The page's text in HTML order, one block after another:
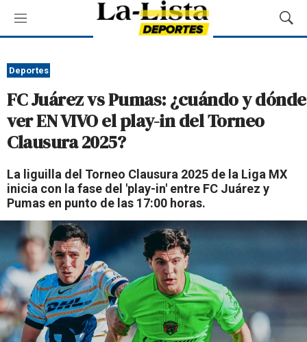
M
e
ú
M
o
a
r
q
u
a
Deportes
FC Juárez vs Pumas: ¿cuándo y dónde
ver EN VIVO el play-in del Torneo
Clausura 2025?
La liguilla del Torneo Clausura 2025 de la Liga MX
inicia con la fase del 'play-in' entre FC Juárez y
Pumas en punto de las 17:00 horas.